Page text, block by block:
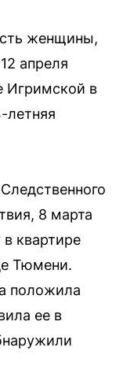
женщины,
апреля
Игримской в
летняя
8 марта
квартире
Тюмени.
положила
ее в